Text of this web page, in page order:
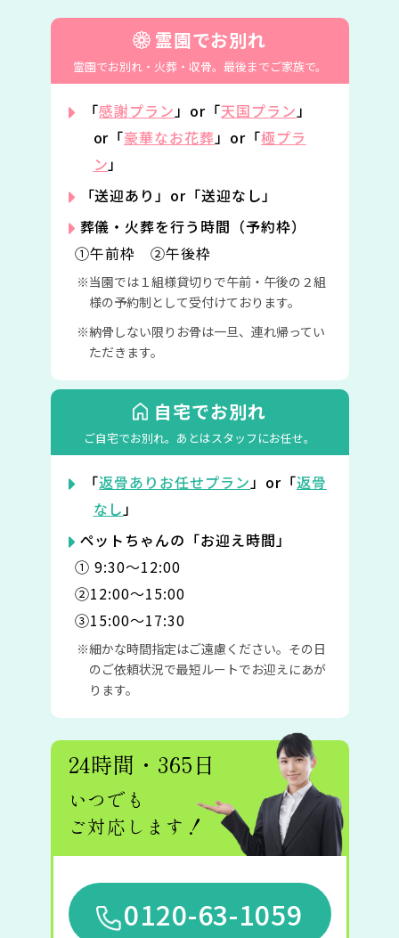
霊園でお別れ
霊園でお別れ・火葬・収骨。 最後までご家族で。
「感謝プラン」or「天国プラン」
or「豪華なお花葬」or「極プラ
ン」
「送迎あり」or「送迎なし」
葬儀・火葬を行う時間（予約枠）
①午前枠 ②午後枠
当園では１組様貸切りで午前・午後の２組
様の予約制として受付けております。
納骨しない限りお骨は一旦、連れ帰ってい
ただきます。
自宅でお別れ
ご自宅でお別れ。 あとはスタッフにお任せ。
「返骨ありお任せプラン」or「返骨
なし」
ペットちゃんの「お迎え時間」
① 9:30〜12:00
②12:00〜15:00
③15:00〜17:30
細かな時間指定はご遠慮ください。その日
のご依頼状況で最短ルートでお迎えにあが
ります。
24時間・365日
いつでも
ご対応します！
0120-63-1059